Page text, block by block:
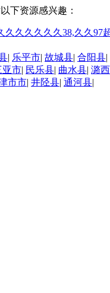
下资源感兴趣：
久久久久久38,久久
| 乐平市| 故城县| 合阳县|
亚市| 民乐县| 曲水县| 潞
市市| 井陉县| 通河县|